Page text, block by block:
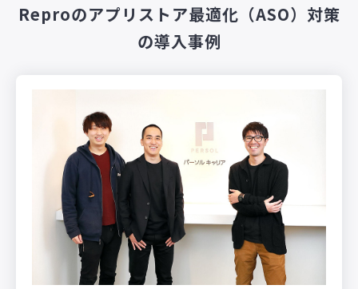
Reproのアプリストア最適化（ASO）対策
の導入事例